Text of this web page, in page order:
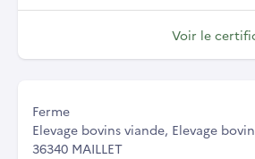
Voir le
Ferme
Elevage bovins viande, Elevage
36340 MAILLET